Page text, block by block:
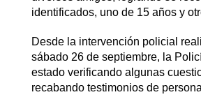
identificados, uno de 15 años y
Desde la intervención policial
sábado 26 de septiembre, la
estado verificando algunas
recabando testimonios de